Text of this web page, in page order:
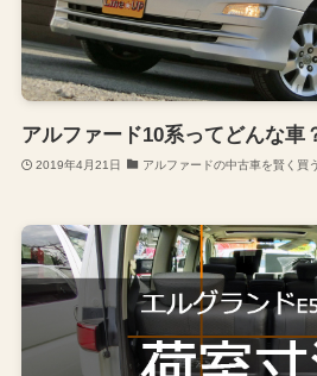
アルファード10系ってどんな車
2019年4月21日 アルファードの中古車を賢く買